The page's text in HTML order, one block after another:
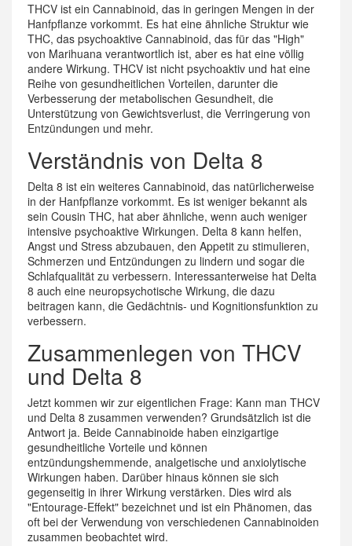
THCV ist ein Cannabinoid, das in geringen Mengen in der
Hanfpflanze vorkommt. Es hat eine ähnliche Struktur wie
THC, das psychoaktive Cannabinoid, das für das "High"
von Marihuana verantwortlich ist, aber es hat eine völlig
andere Wirkung. THCV ist nicht psychoaktiv und hat eine
Reihe von gesundheitlichen Vorteilen, darunter die
Verbesserung der metabolischen Gesundheit, die
Unterstützung von Gewichtsverlust, die Verringerung von
Entzündungen und mehr.
Verständnis von Delta 8
Delta 8 ist ein weiteres Cannabinoid, das natürlicherweise
in der Hanfpflanze vorkommt. Es ist weniger bekannt als
sein Cousin THC, hat aber ähnliche, wenn auch weniger
intensive psychoaktive Wirkungen. Delta 8 kann helfen,
Angst und Stress abzubauen, den Appetit zu stimulieren,
Schmerzen und Entzündungen zu lindern und sogar die
Schlafqualität zu verbessern. Interessanterweise hat Delta
8 auch eine neuropsychotische Wirkung, die dazu
beitragen kann, die Gedächtnis- und Kognitionsfunktion zu
verbessern.
Zusammenlegen von THCV
und Delta 8
Jetzt kommen wir zur eigentlichen Frage: Kann man THCV
und Delta 8 zusammen verwenden? Grundsätzlich ist die
Antwort ja. Beide Cannabinoide haben einzigartige
gesundheitliche Vorteile und können
entzündungshemmende, analgetische und anxiolytische
Wirkungen haben. Darüber hinaus können sie sich
gegenseitig in ihrer Wirkung verstärken. Dies wird als
"Entourage-Effekt" bezeichnet und ist ein Phänomen, das
oft bei der Verwendung von verschiedenen Cannabinoiden
zusammen beobachtet wird.